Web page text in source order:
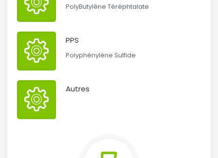
PolyButylène Téréphtalate
PPS
Polyphénylène Sulfide
Autres